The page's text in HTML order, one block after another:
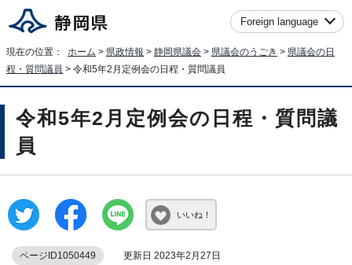
Foreign language
現在の位置： ホーム > 県政情報 > 静岡県議会 > 県議会のうごき > 県議会の日
程・質問議員 > 令和5年2月定例会の日程・質問議員
令和5年2月定例会の日程・質問議
員
いいね！
ページID1050449 更新日 2023年2月27日